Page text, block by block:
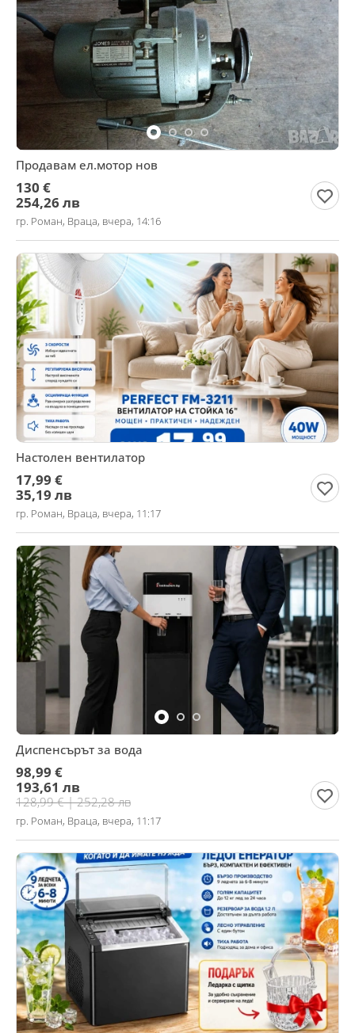
Продавам ел.мотор нов
130 €
254,26 лв
гр. Роман, Враца, вчера, 14:16
Настолен вентилатор
17,99 €
35,19 лв
гр. Роман, Враца, вчера, 11:17
Диспенсърът за вода
98,99 €
193,61 лв
128,99 € | 252,28 лв
гр. Роман, Враца, вчера, 11:17